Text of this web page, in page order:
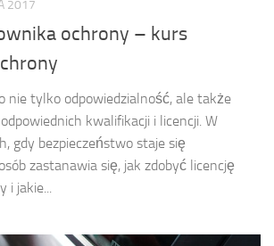
2017
ochrony – kurs
nie tylko odpowiedzialność, ale także
kwalifikacji i licencji. W
gdy bezpieczeństwo staje się
zastanawia się, jak zdobyć licencję
i jakie...